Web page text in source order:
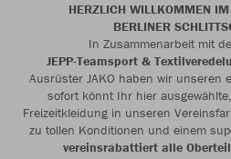
HERZLICH WILLKOMMEN
BERLINER
In Zusammenarbeit mit
JEPP-Teamsport &
Ausrüster JAKO haben wir unseren
sofort könnt Ihr hier
Freizeitkleidung in unseren
zu tollen Konditionen und einem
vereinsrabattiert alle